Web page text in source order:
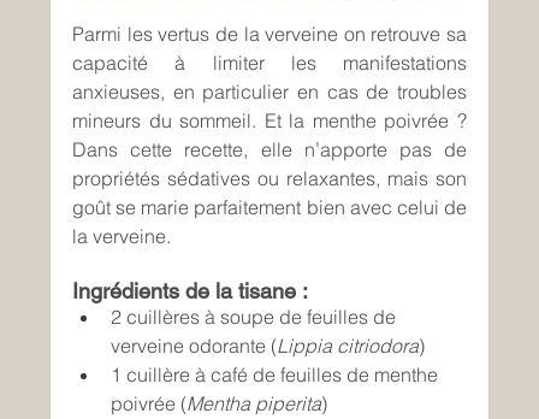
Parmi les vertus de la verveine on retrouve sa
capacité à limiter les manifestations
anxieuses, en particulier en cas de troubles
mineurs du sommeil. Et la menthe poivrée ?
Dans cette recette, elle n’apporte pas de
propriétés sédatives ou relaxantes, mais son
goût se marie parfaitement bien avec celui de
la verveine.
Ingrédients de la tisane :
2 cuillères à soupe de feuilles de
verveine odorante (Lippia citriodora)
1 cuillère à café de feuilles de menthe
poivrée (Mentha piperita)